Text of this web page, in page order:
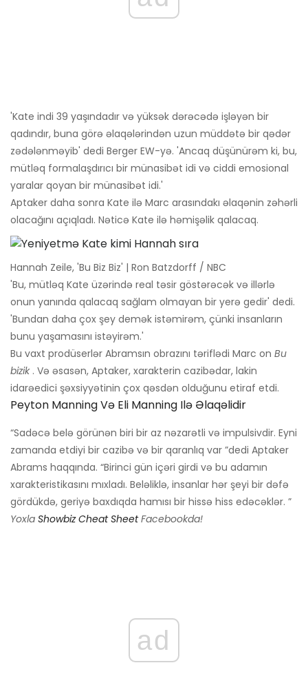
'Kate indi 39 yaşındadır və yüksək dərəcədə işləyən bir
qadındır, buna görə əlaqələrindən uzun müddətə bir qədər
zədələnməyib' dedi Berger EW-yə. 'Ancaq düşünürəm ki, bu,
mütləq formalaşdırıcı bir münasibət idi və ciddi emosional
yaralar qoyan bir münasibət idi.'
Aptaker daha sonra Kate ilə Marc arasındakı əlaqənin zəhərli
olacağını açıqladı. Nəticə Kate ilə həmişəlik qalacaq.
Hannah Zeile, 'Bu Biz Biz' | Ron Batzdorff / NBC
'Bu, mütləq Kate üzərində real təsir göstərəcək və illərlə
onun yanında qalacaq sağlam olmayan bir yerə gedir' dedi.
'Bundan daha çox şey demək istəmirəm, çünki insanların
bunu yaşamasını istəyirəm.'
Bu vaxt prodüserlər Abramsın obrazını təriflədi Marc on Bu
bizik . Və əsasən, Aptaker, xarakterin cazibədar, lakin
idarəedici şəxsiyyətinin çox qəsdən olduğunu etiraf etdi.
Peyton Manning Və Eli Manning Ilə Əlaqəlidir
“Sadəcə belə görünən biri bir az nəzarətli və impulsivdir. Eyni
zamanda etdiyi bir cazibə və bir qaranlıq var ”dedi Aptaker
Abrams haqqında. “Birinci gün içəri girdi və bu adamın
xarakteristikasını mıxladı. Beləliklə, insanlar hər şeyi bir dəfə
gördükdə, geriyə baxdıqda hamısı bir hissə hiss edəcəklər. ”
Yoxla Showbiz Cheat Sheet Facebookda!
ad